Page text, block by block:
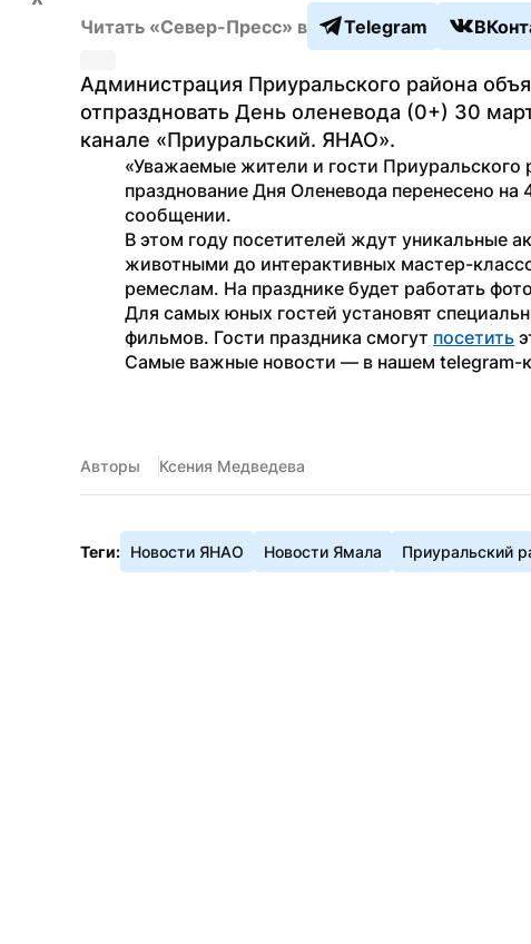
Читать «Север-Пресс» в Telegram
Администрация Приуральского района
отпраздновать День оленевода (0+) 30
канале «Приуральский. ЯНАО».
«Уважаемые жители и гости Приуральского
празднование Дня Оленевода перенесено на
сообщении.
В этом году посетителей ждут уникальные
животными до интерактивных мастер-
ремеслам. На празднике будет работать
Для самых юных гостей установят
фильмов. Гости праздника смогут посетить
Самые важные новости — в нашем telegram-
Авторы Ксения Медведева
Теги: Новости ЯНАО Новости Ямала Приуральский